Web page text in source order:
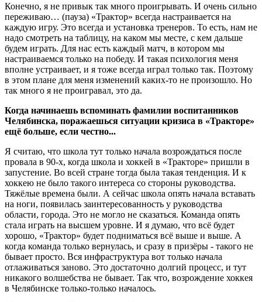
Конечно, я не привык так много проигрывать. И очень сильно
переживаю… (пауза) «Трактор» всегда настраивается на
каждую игру. Это всегда и установка тренеров. То есть, нам не
надо смотреть на таблицу, на каком мы месте, с кем дальше
будем играть. Для нас есть каждый матч, в котором мы
настраиваемся только на победу. И такая психология меня
вполне устраивает, и я тоже всегда играл только так. Поэтому
в этом плане для меня изменений каких-то не произошло. Но
так много я не проигравал, это да.
Когда начинаешь вспоминать фамилии воспитанников
Челябинска, поражаешься ситуации кризиса в «Тракторе»
ещё больше, если честно...
Я считаю, что школа тут только начала возрождаться после
провала в 90-х, когда школа и хоккей в «Тракторе» пришли в
запустение. Во всей стране тогда была такая тенденция. И к
хоккею не было такого интереса со стороны руководства.
Тяжёлые времена были. А сейчас школа опять начала вставать
на ноги, появилась заинтересованность у руководства
области, города. Это не могло не сказаться. Команда опять
стала играть на высшем уровне. И я думаю, что всё будет
хорошо, «Трактор» будет подниматься всё выше и выше. А
когда команда только вернулась, и сразу в призёры - такого не
бывает просто. Вся инфраструктура вот только начала
отлаживаться заново. Это достаточно долгий процесс, и тут
никакого волшебства не бывает. Так что, возрождение хоккея
в Челябинске только-только началось.